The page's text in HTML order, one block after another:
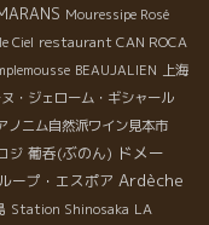
Mouressipe Rosé
Ciel restaurant CAN ROCA
BEAUJALIEN
上海
ヌ・ジェローム・ギシャール
ノニム自然派ワイン見本市
ジ 葡呑(ぶのん) ドメー
ープ・エスポア Ardèche
Station Shinosaka LA